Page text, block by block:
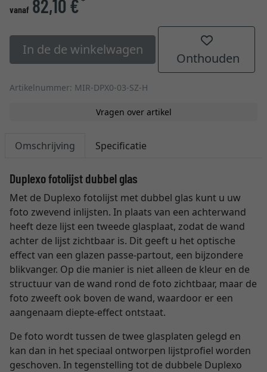
vanaf 82,10 €
In de de winkelwagen
Onthouden
Artikelnummer: MIR-DPX0-03-SZ-H
Vragen over artikel
Omschrijving Specificatie
Duplexo fotolijst dubbel glas
Met de Duplexo fotolijst met dubbel glas kunt u uw
foto zwevend inlijsten. In plaats van een achterwand
heeft deze lijst een tweede glasplaat, zodat de wand
achter de lijst zichtbaar is. Dit geeft u het optische
effect van een glazen passe-partout, een bijzondere
blikvanger. Op die manier is niet alleen de kleur en de
structuur van de wand rond de foto zichtbaar, maar de
foto zweeft ook boven de wand, waardoor er een
aangenaam diepte-effect ontstaat.
De foto wordt tussen de twee glasplaten gelegd en
kan dan in het speciaal ontworpen lijstprofiel worden
geschoven. In tegenstelling tot de dubbele Duplexo